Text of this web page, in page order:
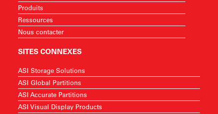
Produits
Ressources
Nous contacter
SITES CONNEXES
ASI Storage Solutions
ASI Global Partitions
ASI Accurate Partitions
ASI Visual Display Products